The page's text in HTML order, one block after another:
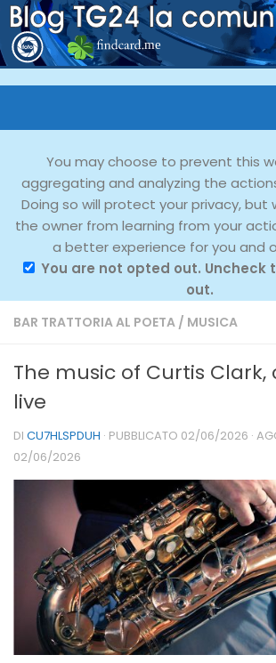
You may choose to prevent this
aggregating and analyzing the
Doing so will protect your privacy, but
the owner from learning from your
a better experience for you and
You are not opted out. Uncheck
out.
BAR TRATTORIA AL POETA / MUSICA
The music of Curtis
live
DI CU7HLSPDUH · PUBBLICATO 02/06/2026 ·
02/06/2026